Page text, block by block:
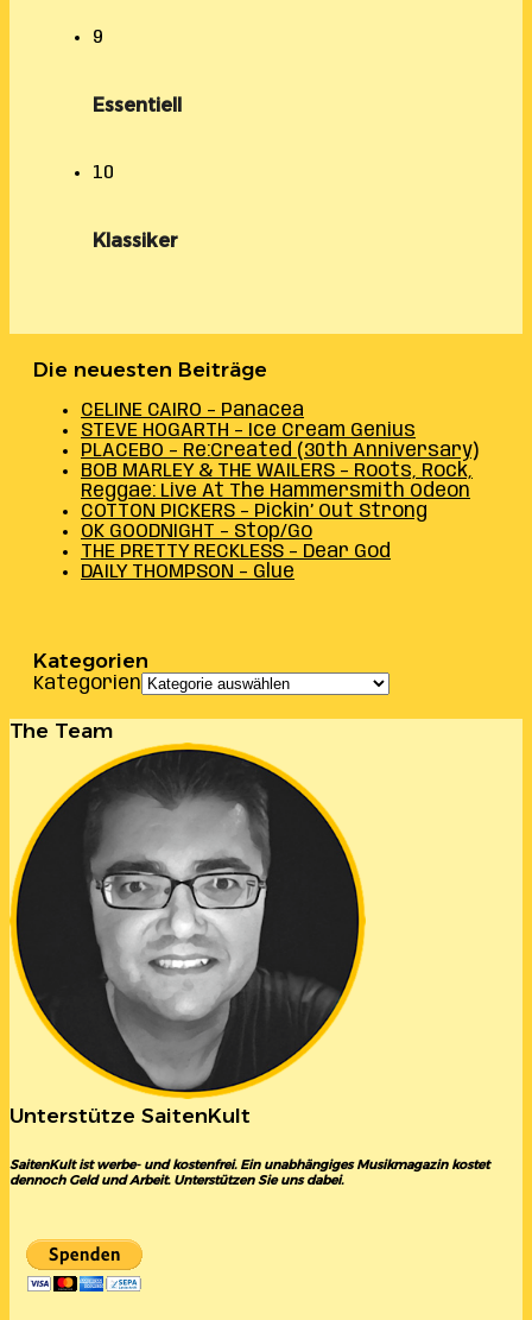
9
Essentiell
10
Klassiker
Die neuesten Beiträge
CELINE CAIRO – Panacea
STEVE HOGARTH – Ice Cream Genius
PLACEBO – Re:Created (30th Anniversary)
BOB MARLEY & THE WAILERS – Roots, Rock,
Reggae: Live At The Hammersmith Odeon
COTTON PICKERS – Pickin’ Out Strong
OK GOODNIGHT – Stop/Go
THE PRETTY RECKLESS – Dear God
DAILY THOMPSON – Glue
Kategorien
Kategorien
The Team
Unterstütze SaitenKult
SaitenKult ist werbe- und kostenfrei. Ein unabhängiges Musikmagazin kostet
dennoch Geld und Arbeit. Unterstützen Sie uns dabei.